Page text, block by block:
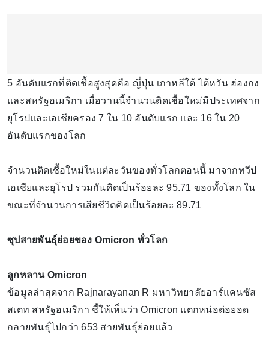
5 อันดับแรกที่ติดเชื้อสูงสุดคือ ญี่ปุ่น เกาหลีใต้ ไต้หวัน ฮ่องกง
และสหรัฐอเมริกา เมื่อวานนี้จำนวนติดเชื้อใหม่มีประเทศจาก
ยุโรปและเอเชียครอง 7 ใน 10 อันดับแรก และ 16 ใน 20
อันดับแรกของโลก
จำนวนติดเชื้อใหม่ในแต่ละวันของทั่วโลกตอนนี้ มาจากทวีป
เอเชียและยุโรป รวมกันคิดเป็นร้อยละ 95.71 ของทั้งโลก ใน
ขณะที่จำนวนการเสียชีวิตคิดเป็นร้อยละ 89.71
ซุปสายพันธุ์ย่อยของ Omicron ทั่วโลก
ลูกหลาน Omicron
ข้อมูลล่าสุดจาก Rajnarayanan R มหาวิทยาลัยอาร์แคนซัส
สเตท สหรัฐอเมริกา ชี้ให้เห็นว่า Omicron แตกหน่อต่อยอด
กลายพันธุ์ไปกว่า 653 สายพันธุ์ย่อยแล้ว